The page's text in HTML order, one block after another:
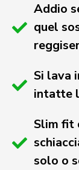
Addio
quel
Si lava
intatte
Slim fit
solo o